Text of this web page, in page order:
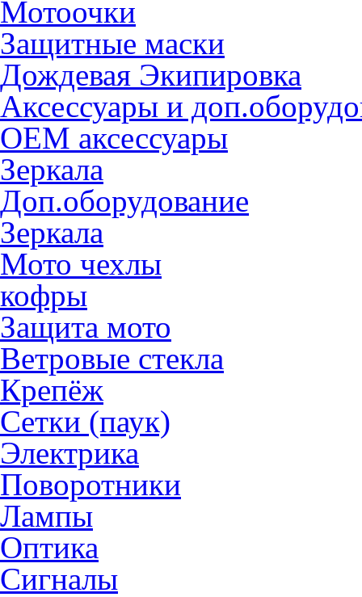
Мотоочки
Защитные маски
Дождевая Экипировка
Аксессуары и
OEM аксессуары
Зеркала
Доп.оборудование
Зеркала
Мото чехлы
кофры
Защита мото
Ветровые стекла
Крепёж
Сетки (паук)
Электрика
Поворотники
Лампы
Оптика
Сигналы